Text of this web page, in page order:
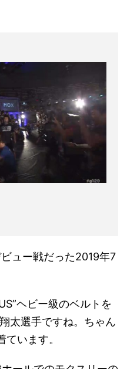
ュー戦だった2019年7
ヘビー級のベルトを
太選手ですね。ちゃん
います。